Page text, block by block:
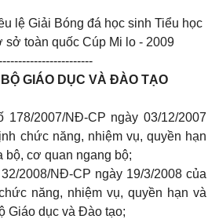
lệ Giải Bóng đá học sinh Tiểu học
sở toàn quốc Cúp Mi lo - 2009
GIÁO DỤC VÀ ĐÀO TẠO
2007/NĐ-CP ngày 03/12/2007
chức năng, nhiệm vụ, quyền hạn
bộ, cơ quan ngang bộ;
2008/NĐ-CP ngày 19/3/2008 của
năng, nhiệm vụ, quyền hạn và
Giáo dục và Đào tạo;